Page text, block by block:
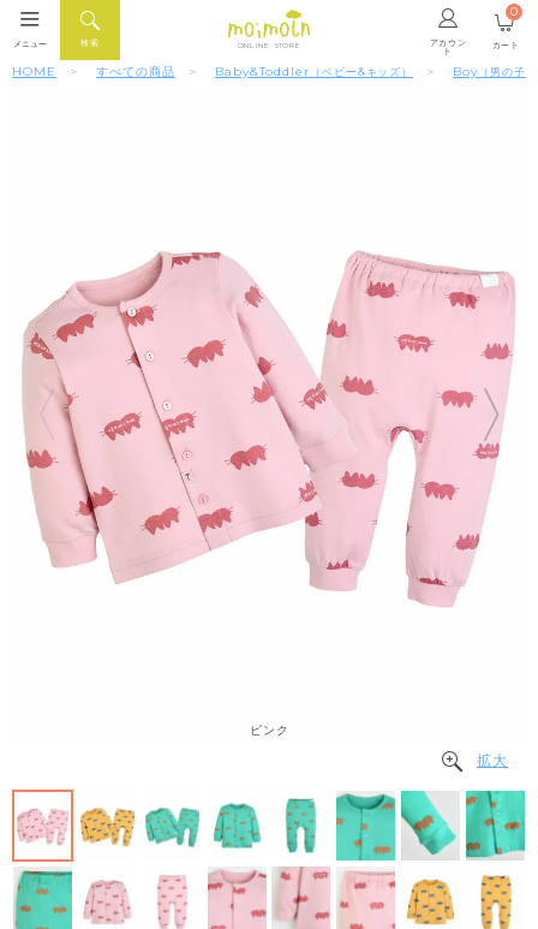
ONLINE STORE アカウン
ト
検索
メニュー カート
0
HOME すべての商品 Baby&Toddler （ベビー&キッズ） Boy （男の子）
ピンク
拡大